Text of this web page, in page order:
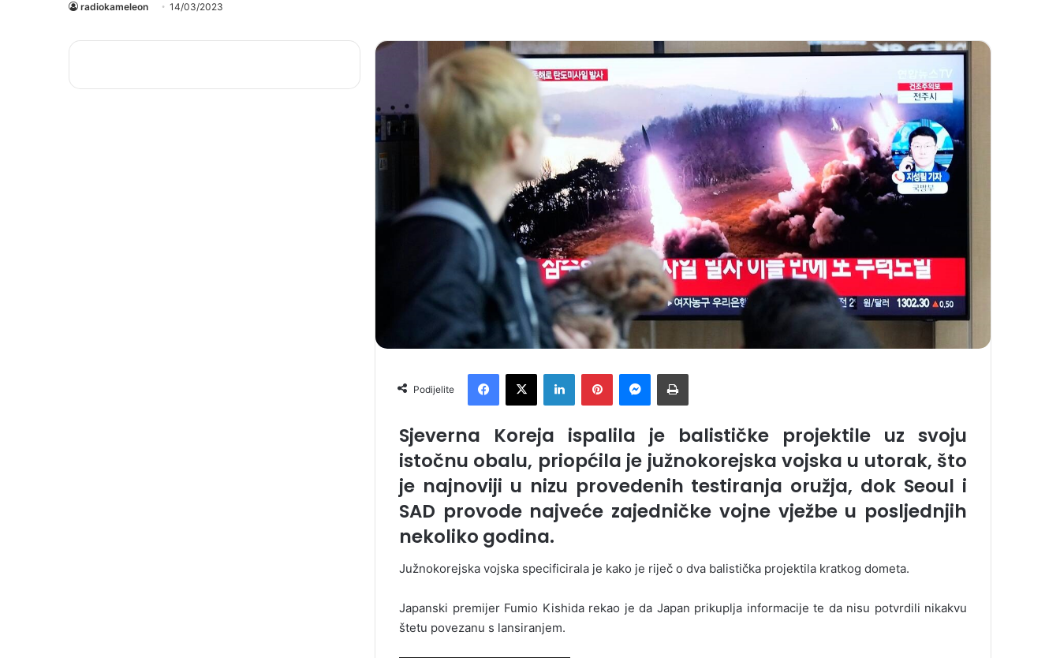
radiokameleon 14/03/2023
Podijelite
Sjeverna Koreja ispalila je balističke projektile uz svoju
istočnu obalu, priopćila je južnokorejska vojska u utorak, što
je najnoviji u nizu provedenih testiranja oružja, dok Seoul i
SAD provode najveće zajedničke vojne vježbe u posljednjih
nekoliko godina.
Južnokorejska vojska specificirala je kako je riječ o dva balistička projektila kratkog dometa.
Japanski premijer Fumio Kishida rekao je da Japan prikuplja informacije te da nisu potvrdili nikakvu
štetu povezanu s lansiranjem.